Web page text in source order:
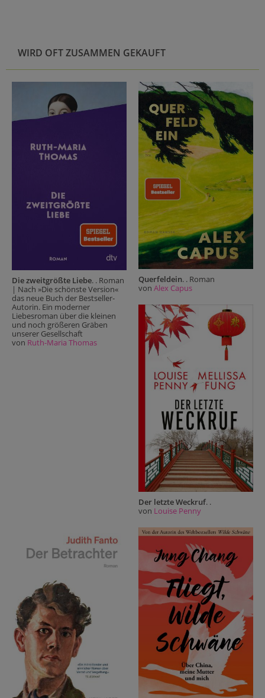
WIRD OFT ZUSAMMEN GEKAUFT
Die zweitgrößte Liebe. . Roman
| Nach »Die schönste Version«
das neue Buch der Bestseller-
Autorin. Ein moderner
Liebesroman über die kleinen
und noch größeren Gräben
unserer Gesellschaft
von Ruth-Maria Thomas
Querfeldein. . Roman
von Alex Capus
Der letzte Weckruf. .
von Louise Penny